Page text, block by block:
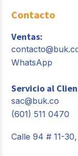
Contacto
Ventas:
WhatsApp
Servicio al
sac@buk.co
(601) 511 0470
Calle 94 # 11-